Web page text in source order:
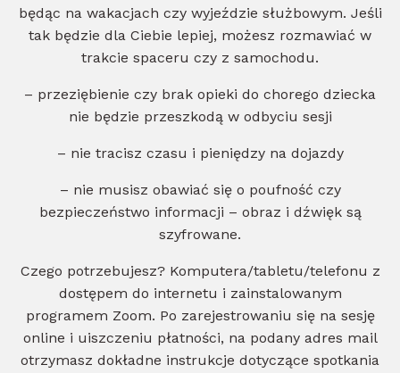
będąc na wakacjach czy wyjeździe służbowym. Jeśli
tak będzie dla Ciebie lepiej, możesz rozmawiać w
trakcie spaceru czy z samochodu.
– przeziębienie czy brak opieki do chorego dziecka
nie będzie przeszkodą w odbyciu sesji
– nie tracisz czasu i pieniędzy na dojazdy
– nie musisz obawiać się o poufność czy
bezpieczeństwo informacji – obraz i dźwięk są
szyfrowane.
Czego potrzebujesz? Komputera/tabletu/telefonu z
dostępem do internetu i zainstalowanym
programem Zoom. Po zarejestrowaniu się na sesję
online i uiszczeniu płatności, na podany adres mail
otrzymasz dokładne instrukcje dotyczące spotkania